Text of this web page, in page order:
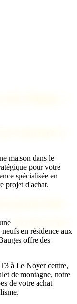
maison dans le
pour votre
spécialisée en
projet d'achat.
neufs en résidence aux
offre des
à Le Noyer centre,
de montagne, notre
de votre achat